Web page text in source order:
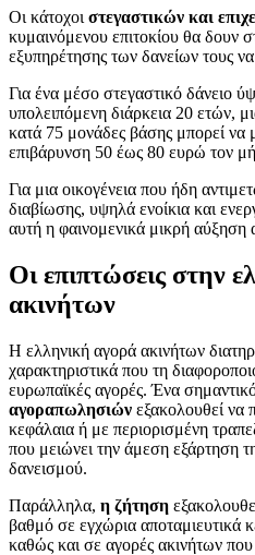
Οι κάτοχοι στεγαστικών και
κυμαινόμενου επιτοκίου θα δουν
εξυπηρέτησης των δανείων τους να
Για ένα μέσο στεγαστικό δάνειο
υπολειπόμενη διάρκεια 20 ετών,
κατά 75 μονάδες βάσης μπορεί να
επιβάρυνση 50 έως 80 ευρώ τον
Για μια οικογένεια που ήδη
διαβίωσης, υψηλά ενοίκια και
αυτή η φαινομενικά μικρή αύξηση
Οι επιπτώσεις στην
ακινήτων
Η ελληνική αγορά ακινήτων
χαρακτηριστικά που τη
ευρωπαϊκές αγορές. Ένα
αγοραπωλησιών εξακολουθεί να
κεφάλαια ή με περιορισμένη
που μειώνει την άμεση εξάρτηση
δανεισμού.
Παράλληλα, η ζήτηση
βαθμό σε εγχώρια αποταμιευτικά
καθώς και σε αγορές ακινήτων που